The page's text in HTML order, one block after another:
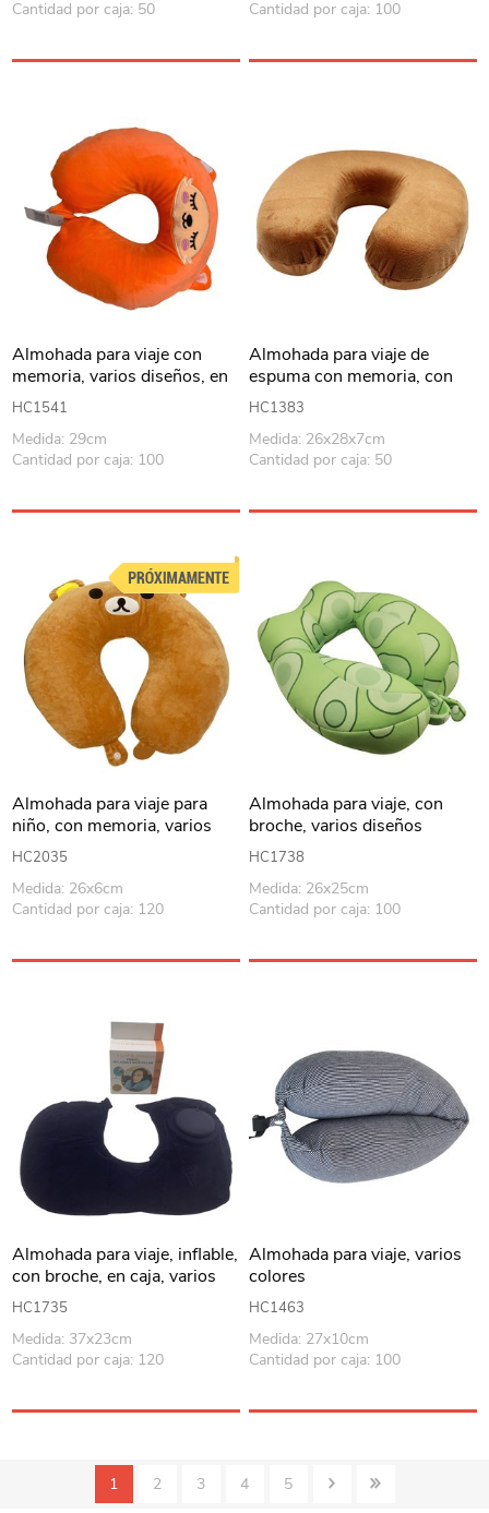
Cantidad por caja: 50 Cantidad por caja: 100
Almohada para viaje con
memoria, varios diseños, en
bolsa
HC1541
Medida: 29cm
Cantidad por caja: 100
Almohada para viaje de
espuma con memoria, con
cierre, varios colores
HC1383
Medida: 26x28x7cm
Cantidad por caja: 50
Almohada para viaje para
niño, con memoria, varios
colores, en bolsa
HC2035
Medida: 26x6cm
Cantidad por caja: 120
Almohada para viaje, con
broche, varios diseños
HC1738
Medida: 26x25cm
Cantidad por caja: 100
Almohada para viaje, inflable,
con broche, en caja, varios
colores
HC1735
Medida: 37x23cm
Cantidad por caja: 120
Almohada para viaje, varios
colores
HC1463
Medida: 27x10cm
Cantidad por caja: 100
1 2 3 4 5